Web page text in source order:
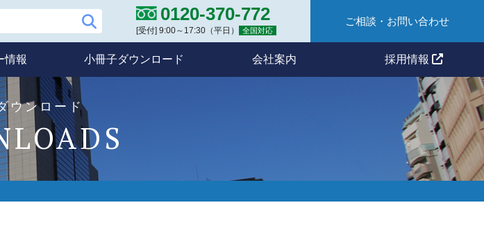
0120-370-772
[受付] 9:00～17:30（平日） 全国対応
ご相談・お問い合わせ
情報 小冊子ダウンロード 会社案内 採用情報
ウンロード